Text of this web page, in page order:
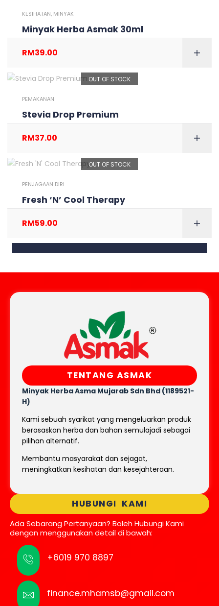
KESIHATAN, MINYAK
Minyak Herba Asmak 30ml
RM39.00
OUT OF STOCK
PEMAKANAN
Stevia Drop Premium
RM37.00
OUT OF STOCK
PENJAGAAN DIRI
Fresh ‘N’ Cool Therapy
RM59.00
TENTANG ASMAK
Minyak Herba Asma Mujarab Sdn Bhd (1189521-
H)
Kami sebuah syarikat yang mengeluarkan produk
berasaskan herba dan bahan semulajadi sebagai
pilihan alternatif.
Membantu masyarakat dan sejagat,
meningkatkan kesihatan dan kesejahteraan.
HUBUNGI KAMI
Ada Sebarang Pertanyaan? Boleh Hubungi Kami
dengan menggunakan detail di bawah:
+6019 970 8897
finance.mhamsb@gmail.com